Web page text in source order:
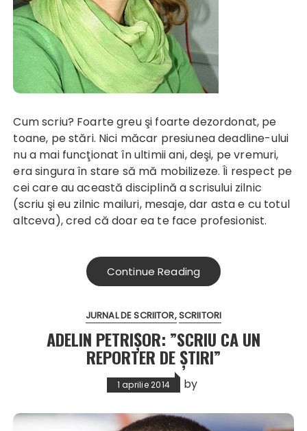
Cum scriu? Foarte greu şi foarte dezordonat, pe
toane, pe stări. Nici măcar presiunea deadline-ului
nu a mai funcţionat în ultimii ani, deşi, pe vremuri,
era singura în stare să mă mobilizeze. Îi respect pe
cei care au această disciplină a scrisului zilnic
(scriu şi eu zilnic mailuri, mesaje, dar asta e cu totul
altceva), cred că doar ea te face profesionist.
Continue Reading
JURNAL DE SCRIITOR SCRIITORI
ADELIN PETRIȘOR: ”SCRIU CA UN
REPORTER DE ŞTIRI”
1 aprilie 2014 by